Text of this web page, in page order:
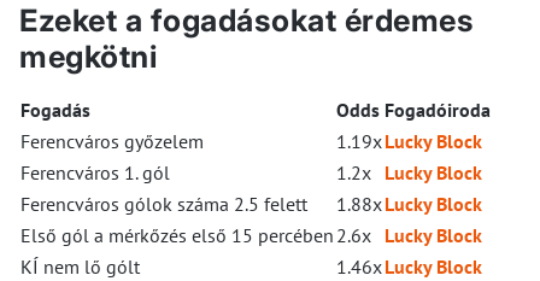
Ezeket a fogadásokat érdemes
megkötni
Fogadás Odds Fogadóiroda
Ferencváros győzelem
1.19xLucky Block
Ferencváros 1. gól
1.2x Lucky Block
Ferencváros gólok száma 2.5 felett
1.88xLucky Block
Első gól a mérkőzés első 15 percében 2.6x Lucky Block
KÍ nem lő gólt
1.46xLucky Block